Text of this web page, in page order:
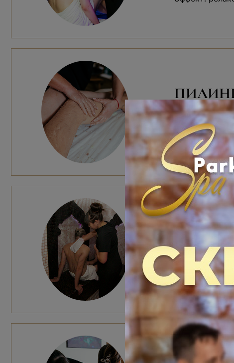
Ароматный
Работа
Чайная
1 гость: 8000
2 гостя: 11000
Общее время:
Эффект:
всего тела